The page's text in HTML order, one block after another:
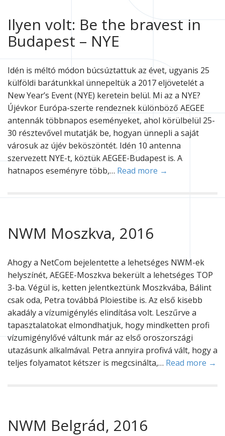
Ilyen volt: Be the bravest in
Budapest – NYE
Idén is méltó módon búcsúztattuk az évet, ugyanis 25
külföldi barátunkkal ünnepeltük a 2017 eljövetelét a
New Year’s Event (NYE) keretein belül. Mi az a NYE?
Újévkor Európa-szerte rendeznek különböző AEGEE
antennák többnapos eseményeket, ahol körülbelül 25-
30 résztevővel mutatják be, hogyan ünnepli a saját
városuk az újév beköszöntét. Idén 10 antenna
szervezett NYE-t, köztük AEGEE-Budapest is. A
hatnapos eseményre több,… Read more →
NWM Moszkva, 2016
Ahogy a NetCom bejelentette a lehetséges NWM-ek
helyszínét, AEGEE-Moszkva bekerült a lehetséges TOP
3-ba. Végül is, ketten jelentkeztünk Moszkvába, Bálint
csak oda, Petra továbbá Ploiestibe is. Az első kisebb
akadály a vízumigénylés elindítása volt. Leszűrve a
tapasztalatokat elmondhatjuk, hogy mindketten profi
vízumigénylővé váltunk már az első oroszországi
utazásunk alkalmával. Petra annyira profivá vált, hogy a
teljes folyamatot kétszer is megcsinálta,… Read more →
NWM Belgrád, 2016